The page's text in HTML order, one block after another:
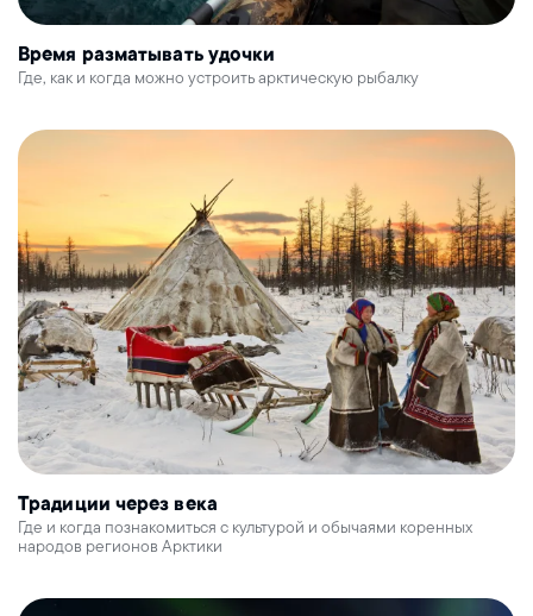
Время разматывать удочки
Где, как и когда можно устроить арктическую рыбалку
Традиции через века
Где и когда познакомиться с культурой и обычаями коренных
народов регионов Арктики